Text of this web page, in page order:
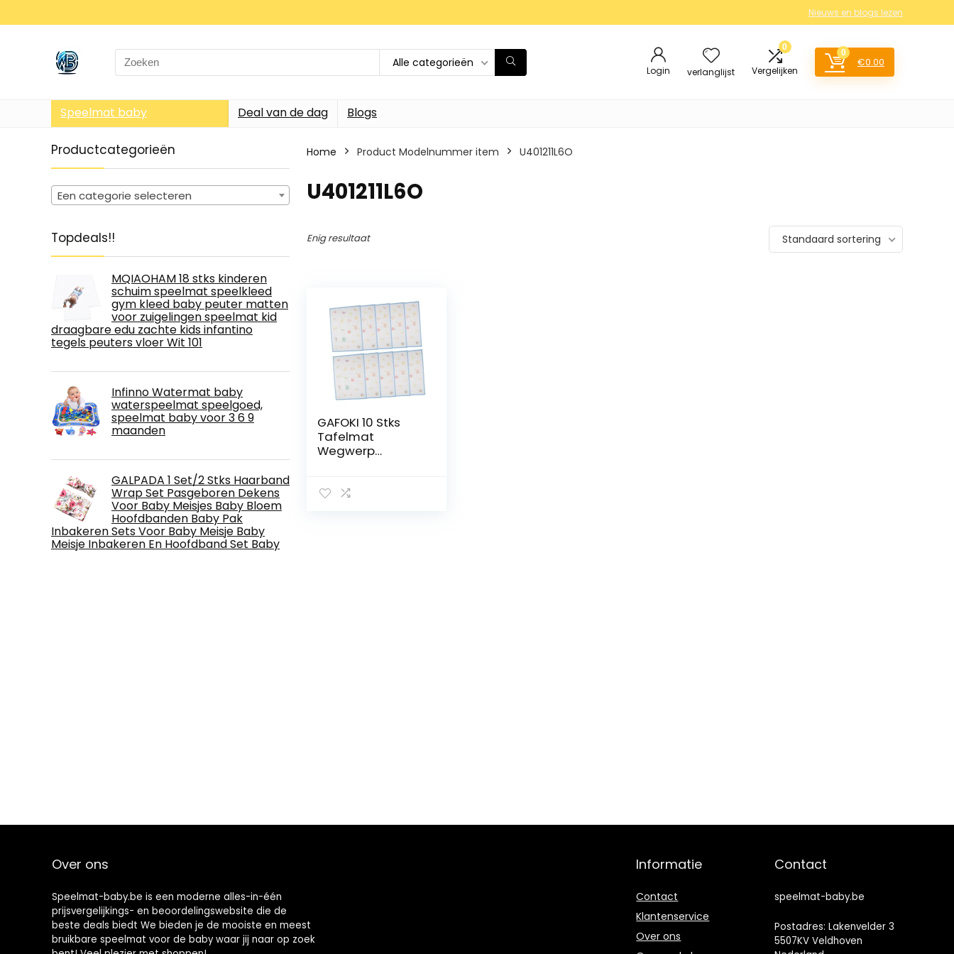
Nieuws en blogs lezen
Search
for:
Alle categorieën
Login verlanglijst
0
Vergelijken
0
€0.00
Speelmat baby Deal van de dag Blogs
Productcategorieën
Een categorie selecteren
Topdeals!!
MQIAOHAM 18 stks kinderen
schuim speelmat speelkleed
gym kleed baby peuter matten
voor zuigelingen speelmat kid
draagbare edu zachte kids infantino
tegels peuters vloer Wit 101
Infinno Watermat baby
waterspeelmat speelgoed,
speelmat baby voor 3 6 9
maanden
GALPADA 1 Set/2 Stks Haarband
Wrap Set Pasgeboren Dekens
Voor Baby Meisjes Baby Bloem
Hoofdbanden Baby Pak
Inbakeren Sets Voor Baby Meisje Baby
Meisje Inbakeren En Hoofdband Set Baby
Home Product Modelnummer item ‎U401211L6O
‎U401211L6O
Enig resultaat Standaard sortering
GAFOKI 10 Stks
Tafelmat
Wegwerp
Placemat
Over ons
Speelmat-baby.be is een moderne alles-in-één
prijsvergelijkings- en beoordelingswebsite die de
beste deals biedt We bieden je de mooiste en meest
bruikbare speelmat voor de baby waar jij naar op zoek
Informatie
Contact
Klantenservice
Over ons
Contact
speelmat-baby.be
Postadres: Lakenvelder 3
5507KV Veldhoven